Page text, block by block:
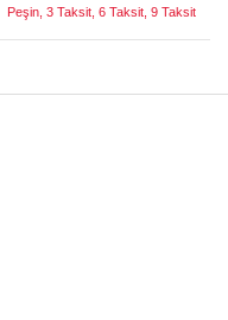
Peşin, 3 Taksit, 6 Taksit, 9 Taksit